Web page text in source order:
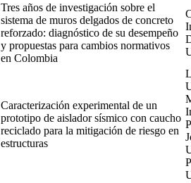
Tres años de investigación sobre el
sistema de muros delgados de concreto
reforzado: diagnóstico de su desempeño
y propuestas para cambios normativos
en Colombia
Caracterización experimental de un
prototipo de aislador sísmico con caucho
reciclado para la mitigación de riesgo en
estructuras